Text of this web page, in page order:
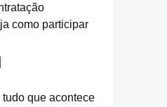
como participar
que acontece